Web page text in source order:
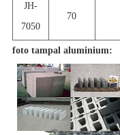
JH-
7050
70
foto tampal aluminium: